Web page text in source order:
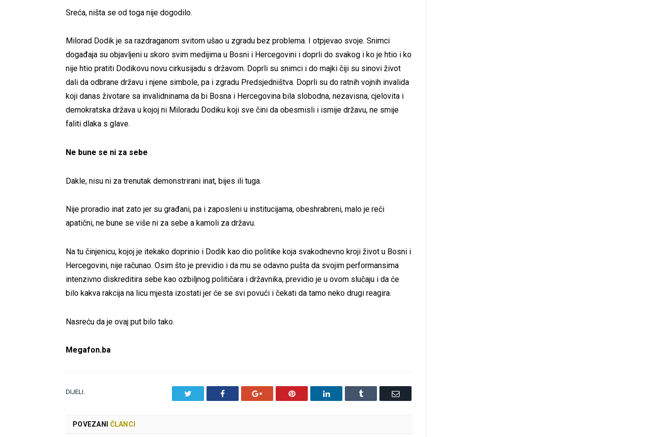
Sreća, ništa se od toga nije dogodilo.
Milorad Dodik je sa razdraganom svitom ušao u zgradu bez problema. I otpjevao svoje. Snimci
događaja su objavljeni u skoro svim medijima u Bosni i Hercegovini i doprli do svakog i ko je htio i ko
nije htio pratiti Dodikovu novu cirkusijadu s državom. Doprli su snimci i do majki čiji su sinovi život
dali da odbrane državu i njene simbole, pa i zgradu Predsjedništva. Doprli su do ratnih vojnih invalida
koji danas životare sa invalidninama da bi Bosna i Hercegovina bila slobodna, nezavisna, cjelovita i
demokratska država u kojoj ni Miloradu Dodiku koji sve čini da obesmisli i ismije državu, ne smije
faliti dlaka s glave.
Ne bune se ni za sebe
Dakle, nisu ni za trenutak demonstrirani inat, bijes ili tuga.
Nije proradio inat zato jer su građani, pa i zaposleni u institucijama, obeshrabreni, malo je reći
apatični, ne bune se više ni za sebe a kamoli za državu.
Na tu činjenicu, kojoj je itekako doprinio i Dodik kao dio politike koja svakodnevno kroji život u Bosni i
Hercegovini, nije računao. Osim što je previdio i da mu se odavno pušta da svojim performansima
intenzivno diskreditira sebe kao ozbiljnog političara i državnika, previdio je u ovom slučaju i da će
bilo kakva rakcija na licu mjesta izostati jer će se svi povući i čekati da tamo neko drugi reagira.
Nasreću da je ovaj put bilo tako.
Megafon.ba
DIJELI. Facebook Google+ Pinterest LinkedIn Tumblr Email
POVEZANI ČLANCI